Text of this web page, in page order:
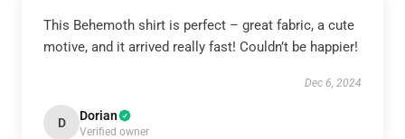
This Behemoth shirt is perfect – great fabric, a cute
motive, and it arrived really fast! Couldn’t be happier!
Dec 6, 2024
D Dorian
Verified owner